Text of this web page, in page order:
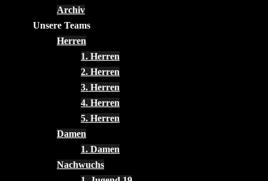
Archiv
Unsere Teams
Herren
1. Herren
2. Herren
3. Herren
4. Herren
5. Herren
Damen
1. Damen
Nachwuchs